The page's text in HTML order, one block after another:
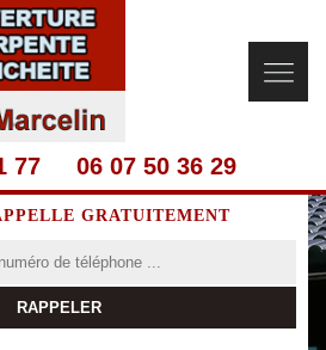
77 06 07 50 36 29
GRATUITEMENT